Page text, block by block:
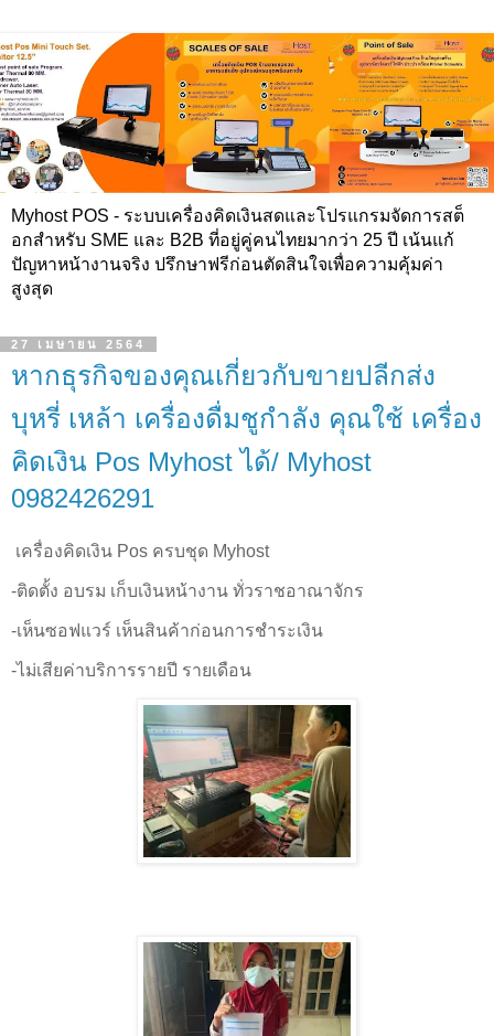
Myhost POS - ระบบเครื่องคิดเงินสดและโปรแกรมจัดการสต็
อกสำหรับ SME และ B2B ที่อยู่คู่คนไทยมากว่า 25 ปี เน้นแก้
ปัญหาหน้างานจริง ปรึกษาฟรีก่อนตัดสินใจเพื่อความคุ้มค่า
สูงสุด
27 เมษายน 2564
หากธุรกิจของคุณเกี่ยวกับขายปลีกส่ง
บุหรี่ เหล้า เครื่องดื่มชูกำลัง คุณใช้ เครื่อง
คิดเงิน Pos Myhost ได้/ Myhost
0982426291
เครื่องคิดเงิน Pos ครบชุด Myhost
-ติดตั้ง อบรม เก็บเงินหน้างาน ทั่วราชอาณาจักร
-เห็นซอฟแวร์ เห็นสินค้าก่อนการชำระเงิน
-ไม่เสียค่าบริการรายปี รายเดือน